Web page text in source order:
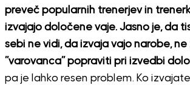
preveč popularnih trenerjev in
izvajajo določene vaje. Jasno je, da
sebi ne vidi, da izvaja vajo narobe,
”varovanca” popraviti pri izvedbi
pa je lahko resen problem. Ko